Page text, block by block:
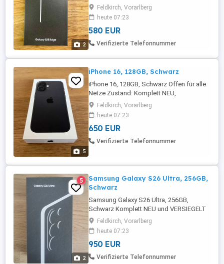
2
VERSIEGELT Rechnung ist vorhanden und
wird mitgegeben
Feldkirch, Vorarlberg
heute 07:23
580 EUR
Verifizierte Telefonnummer
5
iPhone 16, 128GB, Schwarz
iPhone 16, 128GB, Schwarz Offen für alle
Netze Zustand: Komplett NEU,
VERSIEGELT Rechnung ist vorhanden - 12
Monate Hersteller-Garantie bei Apple ab
erster Aktivierung
Feldkirch, Vorarlberg
heute 07:23
650 EUR
Verifizierte Telefonnummer
2
5
Samsung Galaxy S26 Ultra, 256GB,
Schwarz
Samsung Galaxy S26 Ultra, 256GB,
Schwarz Komplett NEU und VERSIEGELT
Offen für alle Netze Rechnung ist
vorhanden und wird mitgegeben
Feldkirch, Vorarlberg
heute 07:23
950 EUR
Verifizierte Telefonnummer